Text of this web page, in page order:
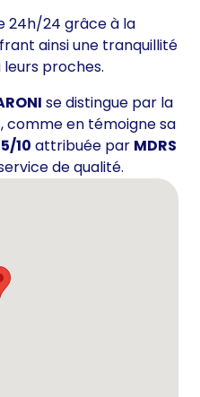
24h/24 grâce à la
ainsi une tranquillité
proches.
se distingue par la
comme en témoigne sa
10 attribuée par MDRS
de qualité.